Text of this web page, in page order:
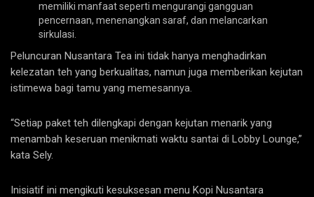
memiliki manfaat seperti mengurangi gangguan
pencernaan, menenangkan saraf, dan melancarkan
sirkulasi.
Peluncuran Nusantara Tea ini tidak hanya menghadirkan
kelezatan teh yang berkualitas, namun juga memberikan kejutan
istimewa bagi tamu yang memesannya.
“Setiap paket teh dilengkapi dengan kejutan menarik yang
menambah keseruan menikmati waktu santai di Lobby Lounge,”
kata Sely.
Inisiatif ini mengikuti kesuksesan menu Kopi Nusantara